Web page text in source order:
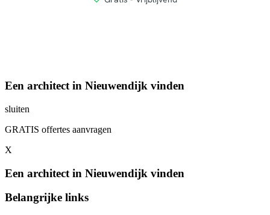
Een architect in Nieuwendijk vinden
sluiten
GRATIS offertes aanvragen
X
Een architect in Nieuwendijk vinden
Belangrijke links